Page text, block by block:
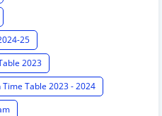
25
2023
Table 2023 - 2024